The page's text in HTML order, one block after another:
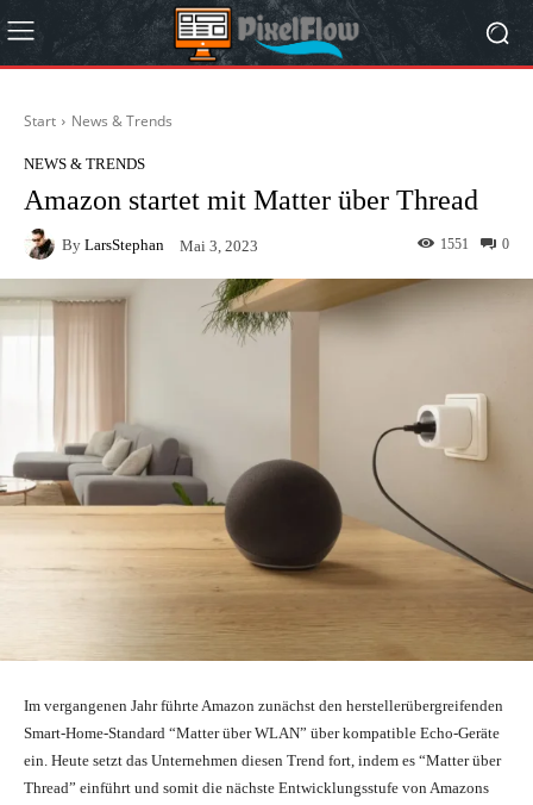
Start News & Trends
NEWS & TRENDS
Amazon startet mit Matter über Thread
By LarsStephan Mai 3, 2023 0
1551
Im vergangenen Jahr führte Amazon zunächst den herstellerübergreifenden
Smart-Home-Standard “Matter über WLAN” über kompatible Echo-Geräte
ein. Heute setzt das Unternehmen diesen Trend fort, indem es “Matter über
Thread” einführt und somit die nächste Entwicklungsstufe von Amazons